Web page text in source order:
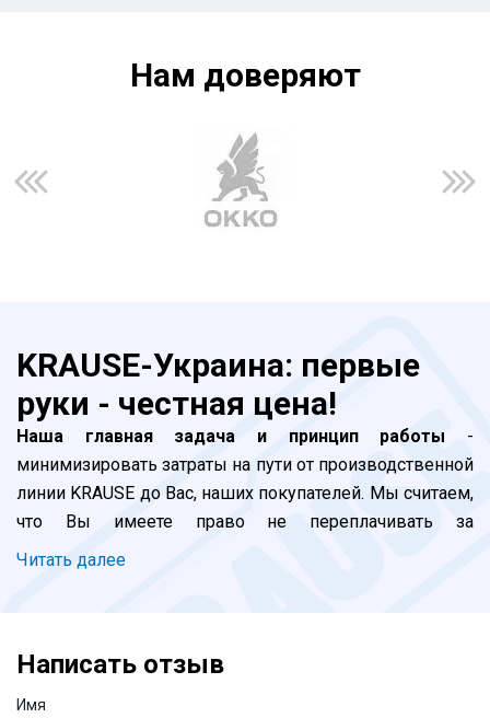
Нам доверяют
KRAUSE-Украина: первые
руки - честная цена!
Наша главная задача и принцип работы -
минимизировать затраты на пути от производственной
линии KRAUSE до Вас, наших покупателей. Мы считаем,
что Вы имеете право не переплачивать за
прохождение наших лестниц и стремянок по долгой
того, что клиент, сделавший заказ сегодня до 16:00,
Читать далее
Написать отзыв
Имя